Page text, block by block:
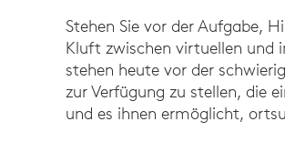
Stehen Sie vor der Aufgabe,
Kluft zwischen virtuellen und
stehen heute vor der
zur Verfügung zu stellen, die
und es ihnen ermöglicht,